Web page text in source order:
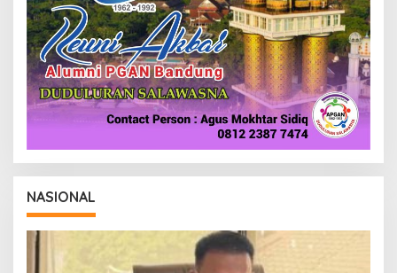
NASIONAL